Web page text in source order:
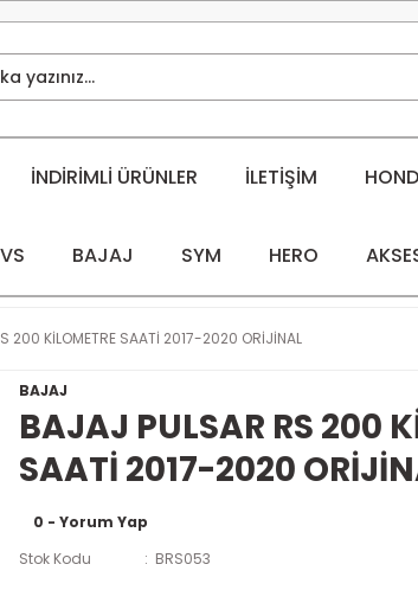
İNDİRİMLİ ÜRÜNLER İLETİŞİM
BAJAJ SYM HERO
200 KİLOMETRE SAATİ 2017-2020 ORİJİNAL
BAJAJ
BAJAJ PULSAR RS 200
SAATİ 2017-2020
0 - Yorum Yap
Stok Kodu
BRS053